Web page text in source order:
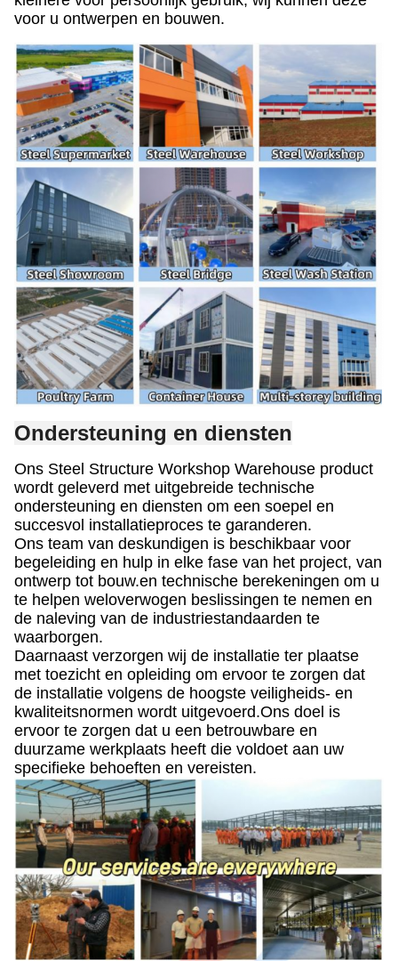
voor u ontwerpen en bouwen.
Ondersteuning en diensten
Ons Steel Structure Workshop Warehouse product
wordt geleverd met uitgebreide technische
ondersteuning en diensten om een soepel en
succesvol installatieproces te garanderen.
Ons team van deskundigen is beschikbaar voor
begeleiding en hulp in elke fase van het project, van
ontwerp tot bouw.en technische berekeningen om u
te helpen weloverwogen beslissingen te nemen en
de naleving van de industriestandaarden te
waarborgen.
Daarnaast verzorgen wij de installatie ter plaatse
met toezicht en opleiding om ervoor te zorgen dat
de installatie volgens de hoogste veiligheids- en
kwaliteitsnormen wordt uitgevoerd.Ons doel is
ervoor te zorgen dat u een betrouwbare en
duurzame werkplaats heeft die voldoet aan uw
specifieke behoeften en vereisten.